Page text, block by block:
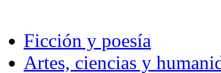
Ficción y poesía
Artes, ciencias y